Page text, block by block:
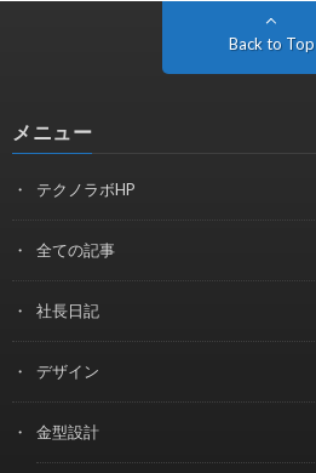
Back to Top
メニュー
テクノラボHP
全ての記事
社長日記
デザイン
金型設計